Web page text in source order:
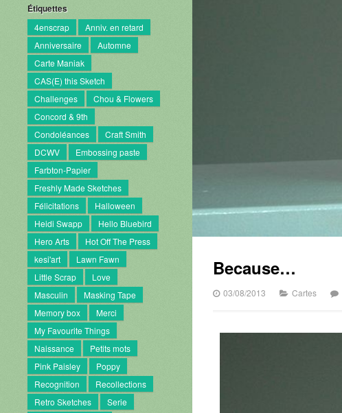
Étiquettes
4enscrap
Anniv. en retard
Anniversaire
Automne
Carte Maniak
CAS(E) this Sketch
Challenges
Chou & Flowers
Concord & 9th
Condoléances
Craft Smith
DCWV
Embossing paste
Farbton-Papier
Freshly Made Sketches
Félicitations
Halloween
Heidi Swapp
Hello Bluebird
Hero Arts
Hot Off The Press
kesi'art
Lawn Fawn
Little Scrap
Love
Masculin
Masking Tape
Memory box
Merci
My Favourite Things
Naissance
Petits mots
Pink Paisley
Poppy
Recognition
Recollections
Retro Sketches
Serie
Because…
03/08/2013 Cartes